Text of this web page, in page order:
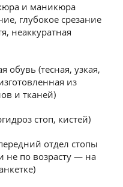
и маникюра
глубокое срезание
неаккуратная
обувь (тесная, узкая,
из
и тканей)
стоп, кистей)
отдел стопы
не по возрасту — на